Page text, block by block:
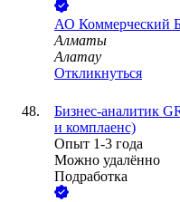
АО Коммерческий
Алматы
Алатау
Откликнуться
Бизнес-аналитик
и комплаенс)
Опыт 1-3 года
Можно удалённо
Подработка